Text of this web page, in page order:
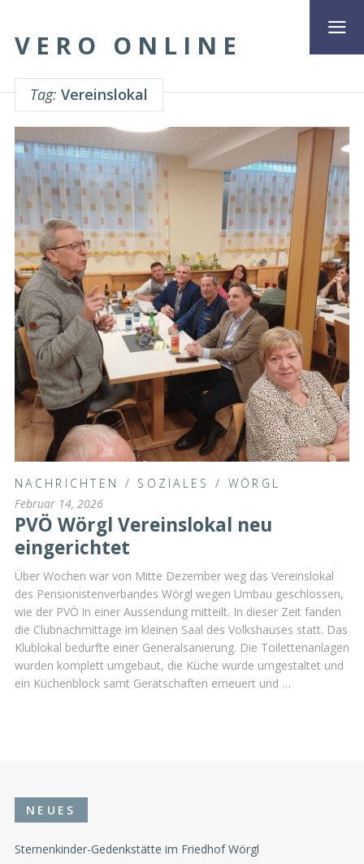
VERO ONLINE
Tag: Vereinslokal
NACHRICHTEN / SOZIALES / WÖRGL
Februar 14, 2026
PVÖ Wörgl Vereinslokal neu
eingerichtet
Über Wochen war von Mitte Dezember weg das Vereinslokal
des Pensionistenverbandes Wörgl wegen Umbau geschlossen,
wie der PVÖ in einer Aussendung mitteilt. In dieser Zeit fanden
die Clubnachmittage im kleinen Saal des Volkshauses statt. Das
Klublokal bedurfte einer Generalsanierung. Die Toilettenanlagen
wurden komplett umgebaut, die Küche wurde umgestaltet und
ein Küchenblock samt Gerätschaften erneuert und …
NEUES
Sternenkinder-Gedenkstätte im Friedhof Wörgl